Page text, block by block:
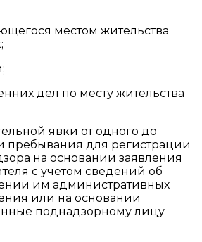
местом жительства
дел по месту жительства
явки от одного до
пребывания для регистрации
на основании заявления
с учетом сведений об
им административных
или на основании
поднадзорному лицу